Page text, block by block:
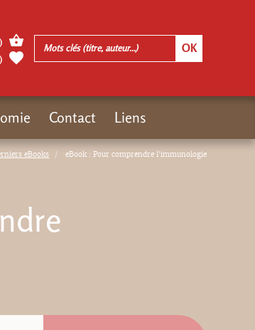
eBooks eBook : Pour comprendre l'immunologie
)
)
Contact Liens